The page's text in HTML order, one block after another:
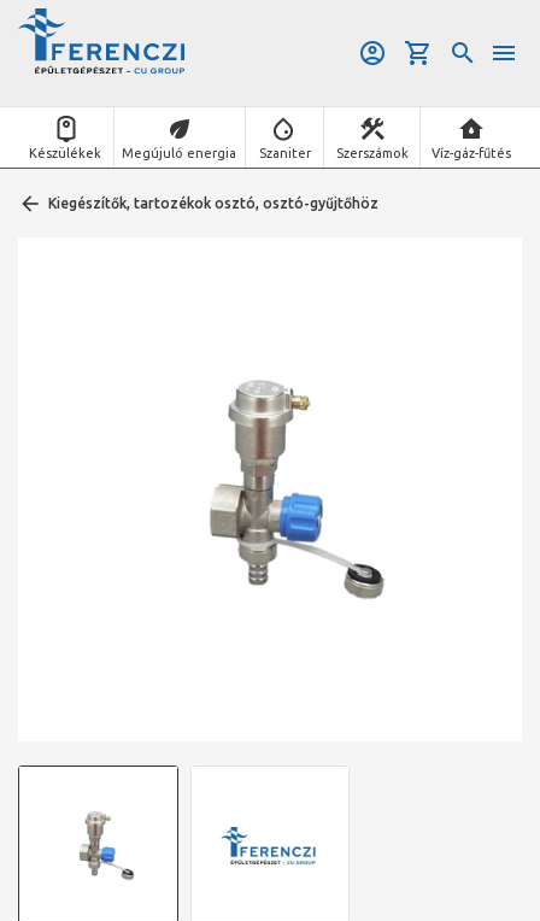
Készülékek Megújuló energia Szaniter Szerszámok Víz-gáz-fűtés
Kiegészítők, tartozékok osztó, osztó-gyűjtőhöz